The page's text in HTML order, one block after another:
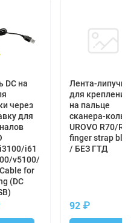
0 отзывов
0 отзывов
Ваш отзыв будет
DC на
через
для
i61
v5100/
for
(DC
Лента-липучка
для крепления
на пальце
сканера-
UROVO R70/
finger strap
/ БЕЗ ГТД
92 ₽